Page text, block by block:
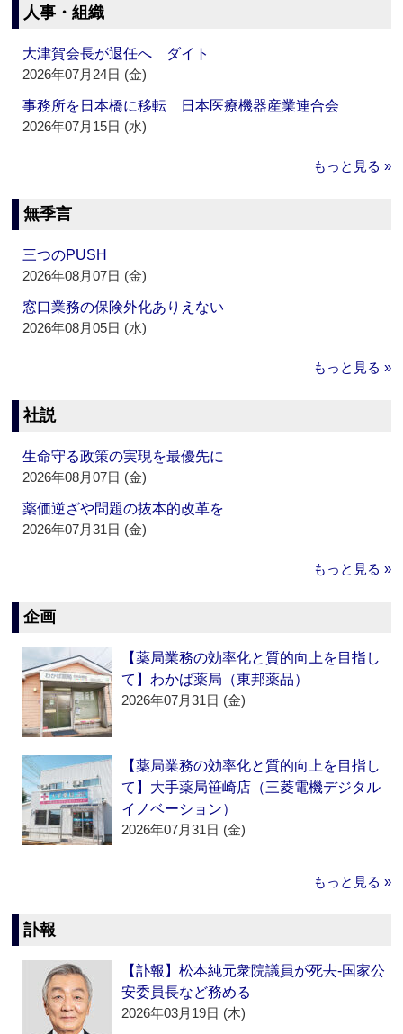
人事・組織
大津賀会長が退任へ ダイト
2026年07月24日 (金)
事務所を日本橋に移転 日本医療機器産業連合会
2026年07月15日 (水)
もっと見る »
無季言
三つのPUSH
2026年08月07日 (金)
窓口業務の保険外化ありえない
2026年08月05日 (水)
もっと見る »
社説
生命守る政策の実現を最優先に
2026年08月07日 (金)
薬価逆ざや問題の抜本的改革を
2026年07月31日 (金)
もっと見る »
企画
【薬局業務の効率化と質的向上を目指し
て】わかば薬局（東邦薬品）
2026年07月31日 (金)
【薬局業務の効率化と質的向上を目指し
て】大手薬局笹崎店（三菱電機デジタル
イノベーション）
2026年07月31日 (金)
もっと見る »
訃報
【訃報】松本純元衆院議員が死去‐国家公
安委員長など務める
2026年03月19日 (木)